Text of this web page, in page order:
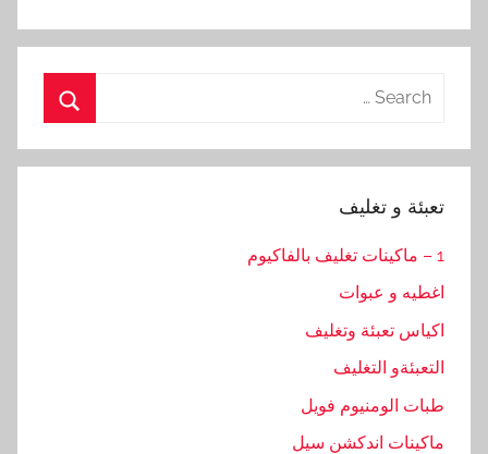
Search
تعبئة و تغليف
1 – ماكينات تغليف بالفاكيوم
اغطيه و عبوات
اكياس تعبئة وتغليف
التعبئةو التغليف
طبات الومنيوم فويل
ماكينات اندكشن سيل